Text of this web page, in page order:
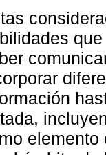
elemento